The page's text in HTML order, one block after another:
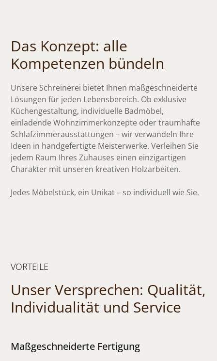
Das Konzept: alle
Kompetenzen bündeln
Unsere Schreinerei bietet Ihnen maßgeschneiderte
Lösungen für jeden Lebensbereich. Ob exklusive
Küchengestaltung, individuelle Badmöbel,
einladende Wohnzimmerkonzepte oder traumhafte
Schlafzimmerausstattungen – wir verwandeln Ihre
Ideen in handgefertigte Meisterwerke. Verleihen Sie
jedem Raum Ihres Zuhauses einen einzigartigen
Charakter mit unseren kreativen Holzarbeiten.
Jedes Möbelstück, ein Unikat – so individuell wie Sie.
VORTEILE
Unser Versprechen: Qualität,
Individualität und Service
Maßgeschneiderte Fertigung